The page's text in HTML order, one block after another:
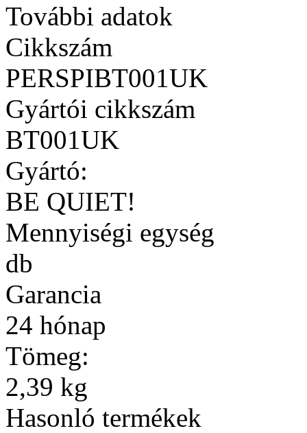
További adatok
Cikkszám
PERSPIBT001UK
Gyártói cikkszám
BT001UK
Gyártó:
BE QUIET!
Mennyiségi egység
db
Garancia
24 hónap
Tömeg:
2,39 kg
Hasonló termékek